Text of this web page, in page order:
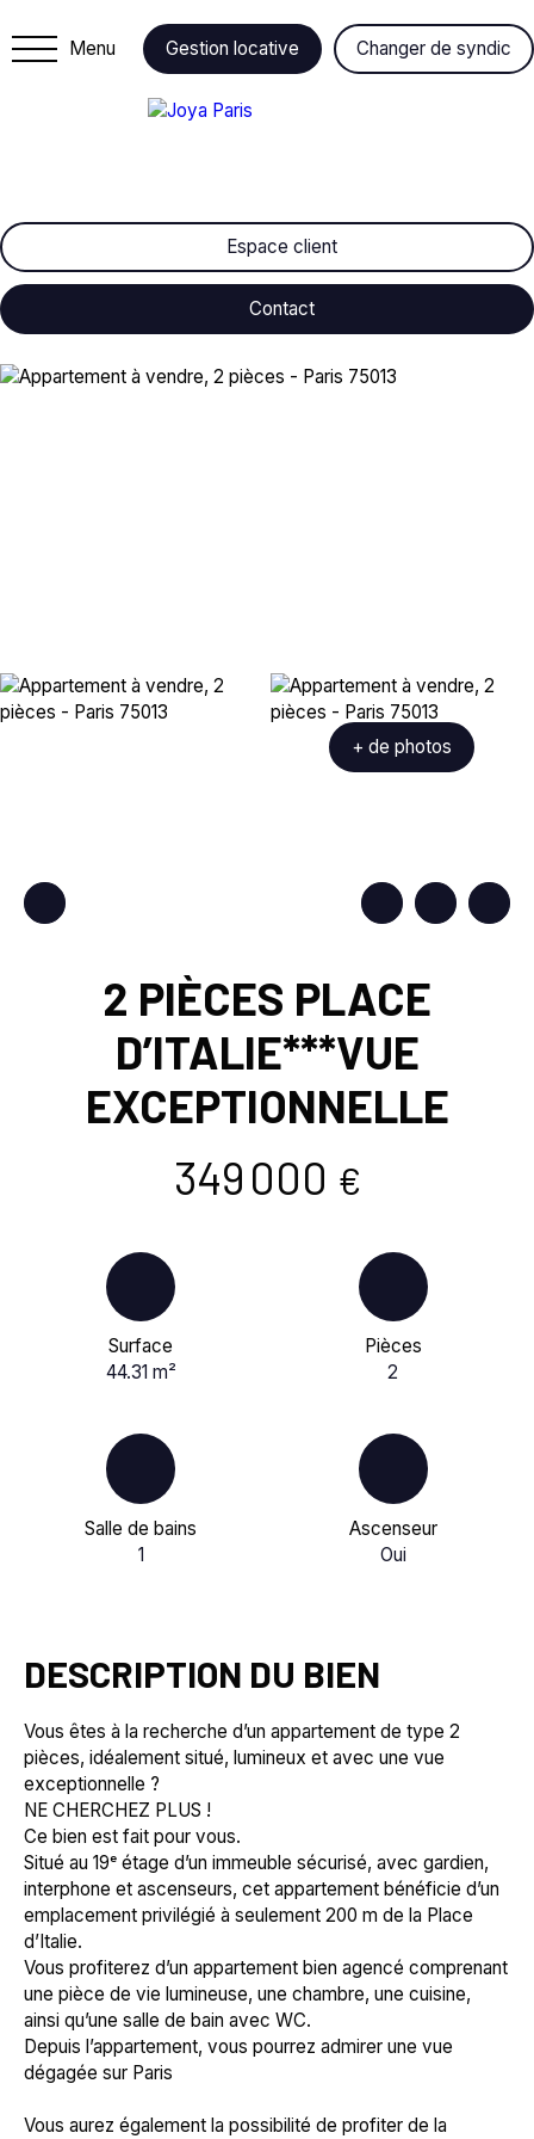
Menu Gestion locative Changer de syndic
Espace client
Contact
+ de photos
2 PIÈCES PLACE
D’ITALIE***VUE
EXCEPTIONNELLE
349 000 €
Surface
44.31 m²
Pièces
2
Salle de bains
1
Ascenseur
Oui
DESCRIPTION DU BIEN
Vous êtes à la recherche d’un appartement de type 2
pièces, idéalement situé, lumineux et avec une vue
exceptionnelle ?
NE CHERCHEZ PLUS !
Ce bien est fait pour vous.
Situé au 19ᵉ étage d’un immeuble sécurisé, avec gardien,
interphone et ascenseurs, cet appartement bénéficie d’un
emplacement privilégié à seulement 200 m de la Place
d’Italie.
Vous profiterez d’un appartement bien agencé comprenant
une pièce de vie lumineuse, une chambre, une cuisine,
ainsi qu’une salle de bain avec WC.
Depuis l’appartement, vous pourrez admirer une vue
dégagée sur Paris
Vous aurez également la possibilité de profiter de la